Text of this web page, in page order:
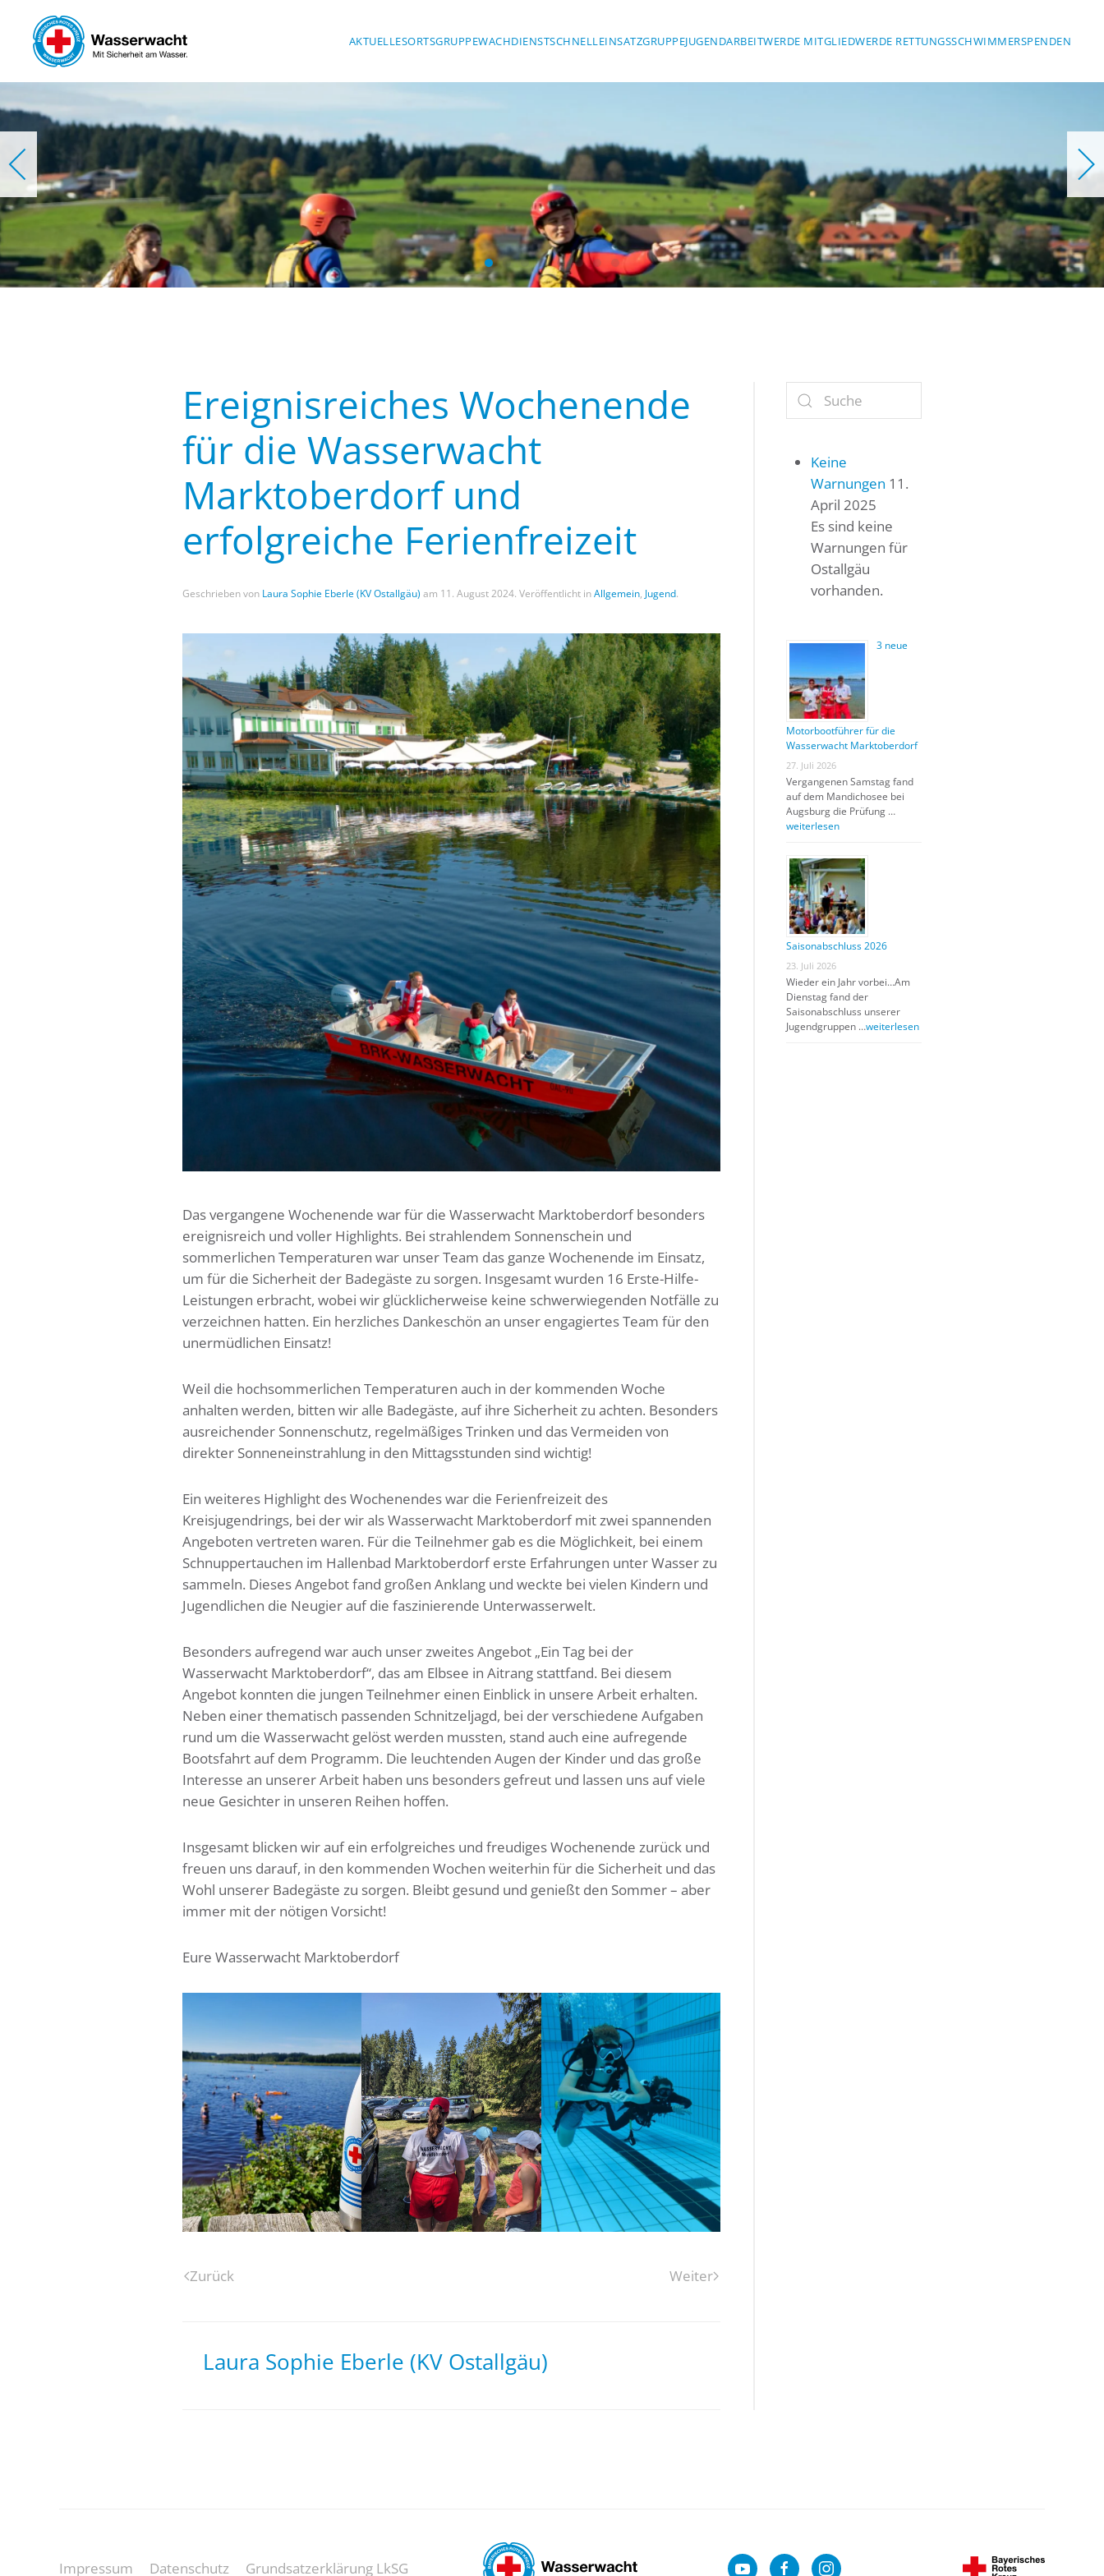
Skip to main content AKTUELLESORTSGRUPPEWACHDIENSTSCHNELLEINSATZGRUPPEJUGENDARBEITWERDE MITGLIEDWERDE RETTUNGSSCHWIMMERSPENDEN
WASSERWACHT
Wasserwacht Marktoberdorf
Ereignisreiches Wochenende
für die Wasserwacht
Marktoberdorf und
erfolgreiche Ferienfreizeit
Geschrieben von Laura Sophie Eberle (KV Ostallgäu) am 11. August 2024. Veröffentlicht inAllgemein, Jugend.
Das vergangene Wochenende war für die Wasserwacht Marktoberdorf besonders
ereignisreich und voller Highlights. Bei strahlendem Sonnenschein und
sommerlichen Temperaturen war unser Team das ganze Wochenende im Einsatz,
um für die Sicherheit der Badegäste zu sorgen. Insgesamt wurden 16 Erste-Hilfe-
Leistungen erbracht, wobei wir glücklicherweise keine schwerwiegenden Notfälle zu
verzeichnen hatten. Ein herzliches Dankeschön an unser engagiertes Team für den
unermüdlichen Einsatz!
Weil die hochsommerlichen Temperaturen auch in der kommenden Woche
anhalten werden, bitten wir alle Badegäste, auf ihre Sicherheit zu achten. Besonders
ausreichender Sonnenschutz, regelmäßiges Trinken und das Vermeiden von
direkter Sonneneinstrahlung in den Mittagsstunden sind wichtig!
Ein weiteres Highlight des Wochenendes war die Ferienfreizeit des
Kreisjugendrings, bei der wir als Wasserwacht Marktoberdorf mit zwei spannenden
Angeboten vertreten waren. Für die Teilnehmer gab es die Möglichkeit, bei einem
Schnuppertauchen im Hallenbad Marktoberdorf erste Erfahrungen unter Wasser zu
sammeln. Dieses Angebot fand großen Anklang und weckte bei vielen Kindern und
Jugendlichen die Neugier auf die faszinierende Unterwasserwelt.
Besonders aufregend war auch unser zweites Angebot „Ein Tag bei der
Wasserwacht Marktoberdorf“, das am Elbsee in Aitrang stattfand. Bei diesem
Angebot konnten die jungen Teilnehmer einen Einblick in unsere Arbeit erhalten.
Neben einer thematisch passenden Schnitzeljagd, bei der verschiedene Aufgaben
rund um die Wasserwacht gelöst werden mussten, stand auch eine aufregende
Bootsfahrt auf dem Programm. Die leuchtenden Augen der Kinder und das große
Interesse an unserer Arbeit haben uns besonders gefreut und lassen uns auf viele
neue Gesichter in unseren Reihen hoffen.
Insgesamt blicken wir auf ein erfolgreiches und freudiges Wochenende zurück und
freuen uns darauf, in den kommenden Wochen weiterhin für die Sicherheit und das
Wohl unserer Badegäste zu sorgen. Bleibt gesund und genießt den Sommer – aber
immer mit der nötigen Vorsicht!
Eure Wasserwacht Marktoberdorf
Zurück Weiter
Laura Sophie Eberle (KV Ostallgäu)
Keine
Warnungen 11.
April 2025
Es sind keine
Warnungen für
Ostallgäu
vorhanden.
3 neue
Motorbootführer für die
Wasserwacht Marktoberdorf
27. Juli 2026
Vergangenen Samstag fand
auf dem Mandichosee bei
Augsburg die Prüfung …
weiterlesen
Saisonabschluss 2026
23. Juli 2026
Wieder ein Jahr vorbei…Am
Dienstag fand der
Saisonabschluss unserer
Jugendgruppen …weiterlesen
Impressum Datenschutz Grundsatzerklärung LkSG